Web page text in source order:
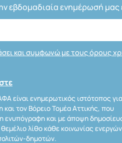
εβδομαδιαία ενημέρωσή μας
και συμφωνώ με τους όρους
είναι ενημερωτικός ιστότοπος
και τον Βόρειο Τομέα Αττικής, που
η ενυπόγραφη και με άποψη
λίθο κάθε κοινωνίας
δημοτών.